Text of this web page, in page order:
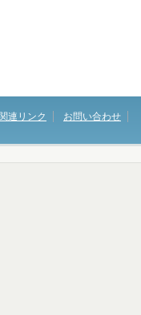
関連リンク お問い合わせ